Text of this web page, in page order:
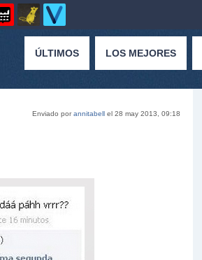
ÚLTIMOS LOS MEJORES
Enviado porannitabell el 28 may 2013, 09:18